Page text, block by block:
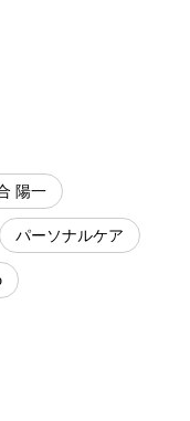
陽一
パーソナルケア